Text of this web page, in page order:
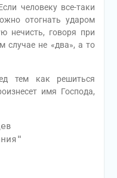
человеку все-таки
отогнать ударом
нечисть, говоря при
случае не «два», а то
тем как решиться
имя Господа,